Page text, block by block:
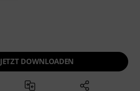
JETZT DOWNLOADEN